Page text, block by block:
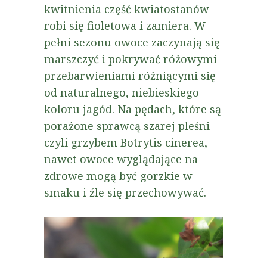
kwitnienia część kwiatostanów
robi się fioletowa i zamiera. W
pełni sezonu owoce zaczynają się
marszczyć i pokrywać różowymi
przebarwieniami różniącymi się
od naturalnego, niebieskiego
koloru jagód. Na pędach, które są
porażone sprawcą szarej pleśni
czyli grzybem Botrytis cinerea,
nawet owoce wyglądające na
zdrowe mogą być gorzkie w
smaku i źle się przechowywać.